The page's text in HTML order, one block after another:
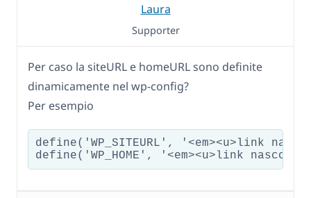
Laura
Supporter
Per caso la siteURL e homeURL sono definite
dinamicamente nel wp-config?
Per esempio
define('WP_SITEURL', '<em><u>link
define('WP_HOME', '<em><u>link